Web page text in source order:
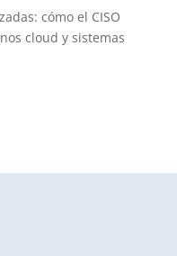
cómo el CISO
cloud y sistemas